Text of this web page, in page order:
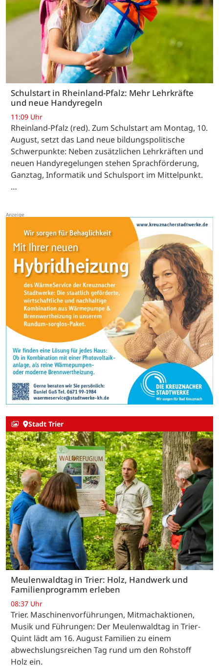
Schulstart in Rheinland-Pfalz: Mehr Lehrkräfte
und neue Handyregeln
11:09 Uhr
Rheinland-Pfalz (red). Zum Schulstart am Montag, 10.
August, setzt das Land neue bildungspolitische
Schwerpunkte: Neben zusätzlichen Lehrkräften und
neuen Handyregelungen stehen Sprachförderung,
Ganztag, Informatik und Schulsport im Mittelpunkt.
…
Stadt Trier
Meulenwaldtag in Trier: Holz, Handwerk und
Familienprogramm erleben
08:37 Uhr
Trier. Maschinenvorführungen, Mitmachaktionen,
Musik und Führungen: Der Meulenwaldtag in Trier-
Quint lädt am 16. August Familien zu einem
abwechslungsreichen Tag rund um den Rohstoff
Holz ein.